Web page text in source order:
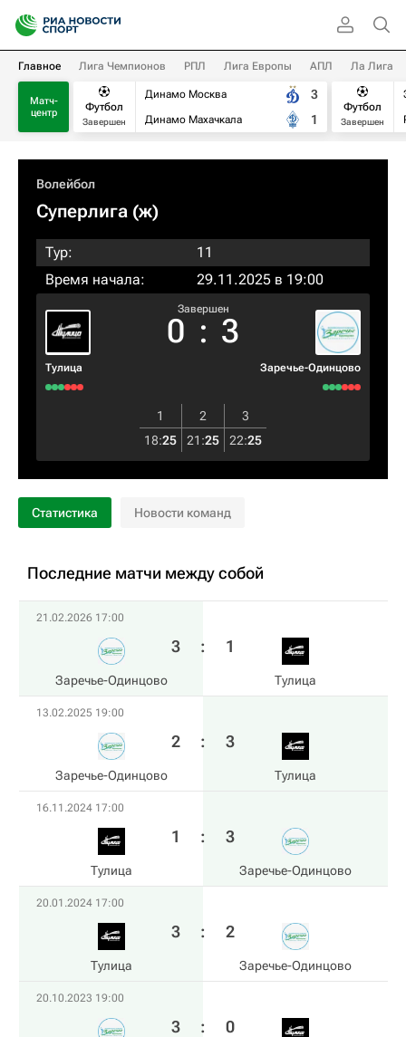
Главное Лига Чемпионов РПЛ Лига Европы АПЛ Ла Лига
Матч-
центр
Футбол
Завершен
Динамо Москва
Динамо Махачкала
3
1
Футбол
Завершен
Волейбол
Суперлига (ж)
Тур:
11
Время начала:
29.11.2025 в 19:00
Тулица
Завершен
0 : 3
Заречье-Одинцово
1 2
3
18:25 21 :25 22:25
Статистика Новости команд
Последние матчи между собой
21.02.2026 17:00
Заречье-Одинцово
3 : 1
Тулица
13.02.2025 19:00
Заречье-Одинцово
2 : 3
Тулица
16.11.2024 17:00
Тулица
1 : 3
Заречье-Одинцово
20.01.2024 17:00
Тулица
3 : 2
Заречье-Одинцово
20.10.2023 19:00
3 : 0